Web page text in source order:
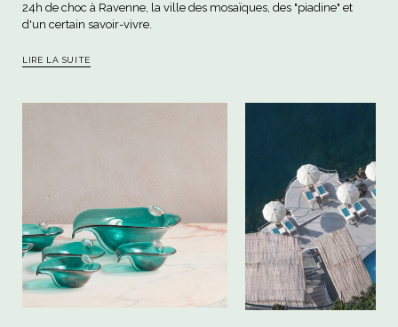
24h de choc à Ravenne, la ville des mosaïques, des "piadine" et
d'un certain savoir-vivre.
LIRE LA SUITE